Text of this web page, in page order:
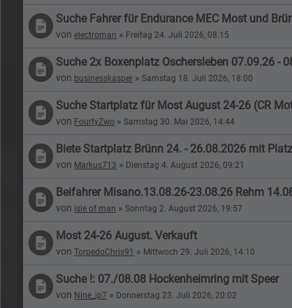
Suche Fahrer für Endurance MEC Most und
vonelectroman » Freitag 24. Juli 2026, 08:15
Suche 2x Boxenplatz Oschersleben 07.09.26 -
von businesskasper » Samstag 18. Juli 2026, 18:00
Suche Startplatz für Most August 24-26 (CR
von FourtyZwo » Samstag 30. Mai 2026, 14:44
Biete Startplatz Brünn 24. - 26.08.2026 mit
von Markus713 » Dienstag 4. August 2026, 09:21
Beifahrer Misano.13.08.26-23.08.26 Rehm
von isle of man » Sonntag 2. August 2026, 19:57
Most 24-26 August. Verkauft
vonTorpedoChris91 » Mittwoch 29. Juli 2026, 14:10
Suche !: 07./08.08 Hockenheimring mit Speer
von Nine_jp7 » Donnerstag 23. Juli 2026, 20:02